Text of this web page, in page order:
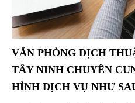
VĂN PHÒNG DỊCH
TÂY NINH CHUYÊN
HÌNH DỊCH VỤ NHƯ